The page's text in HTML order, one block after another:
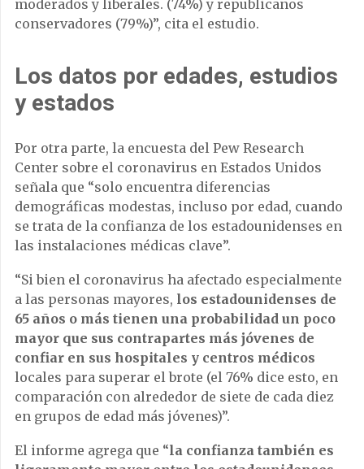
moderados y liberales. (74%) y republicanos
conservadores (79%)”, cita el estudio.
Los datos por edades, estudios
y estados
Por otra parte, la encuesta del Pew Research
Center sobre el coronavirus en Estados Unidos
señala que “solo encuentra diferencias
demográficas modestas, incluso por edad, cuando
se trata de la confianza de los estadounidenses en
las instalaciones médicas clave”.
“Si bien el coronavirus ha afectado especialmente
a las personas mayores, los estadounidenses de
65 años o más tienen una probabilidad un poco
mayor que sus contrapartes más jóvenes de
confiar en sus hospitales y centros médicos
locales para superar el brote (el 76% dice esto, en
comparación con alrededor de siete de cada diez
en grupos de edad más jóvenes)”.
El informe agrega que “la confianza también es